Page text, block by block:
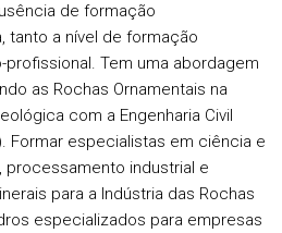
de formação
tanto a nível de formação
Tem uma abordagem
as Rochas Ornamentais na
com a Engenharia Civil
Formar especialistas em ciência e
industrial e
para a Indústria das Rochas
especializados para empresas